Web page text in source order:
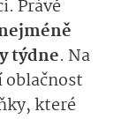
Právě
týdne. Na
oblačnost
které